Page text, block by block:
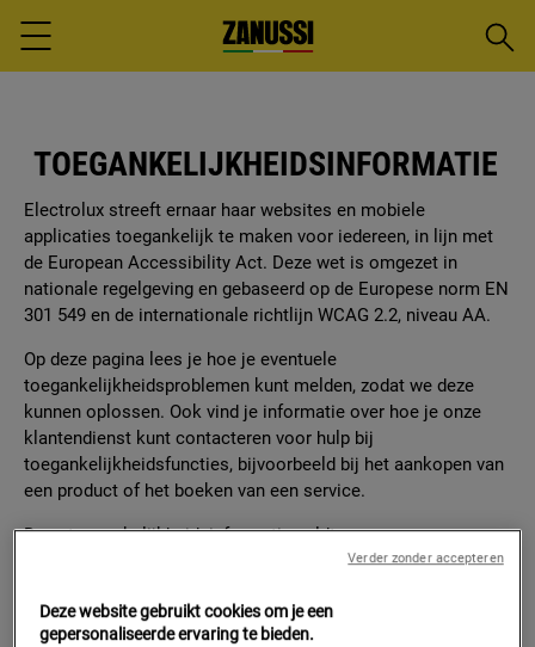
Menu
TOEGANKELIJKHEIDSINFORMATIE
Electrolux streeft ernaar haar websites en mobiele
applicaties toegankelijk te maken voor iedereen, in lijn met
de European Accessibility Act. Deze wet is omgezet in
nationale regelgeving en gebaseerd op de Europese norm EN
301 549 en de internationale richtlijn WCAG 2.2, niveau AA.
Op deze pagina lees je hoe je eventuele
toegankelijkheidsproblemen kunt melden, zodat we deze
kunnen oplossen. Ook vind je informatie over hoe je onze
klantendienst kunt contacteren voor hulp bij
toegankelijkheidsfuncties, bijvoorbeeld bij het aankopen van
een product of het boeken van een service.
Deze toegankelijkheidsinformatie geldt voor onze
consumentgerichte e-commercediensten die op afstand
applicaties, zoals het online winkelen via onze platformen.
Deze website gebruikt cookies om je een
gepersonaliseerde ervaring te bieden.
Verder zonder accepteren